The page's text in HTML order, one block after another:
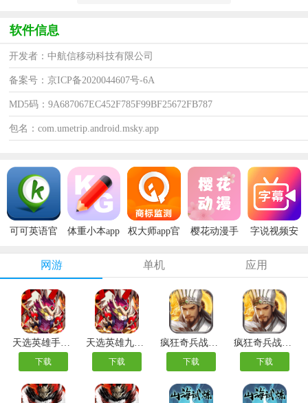
软件信息
开发者：中航信移动科技有限公司
备案号：京ICP备2020044607号-6A
MD5码：9A687067EC452F785F99BF25672FB787
包名：com.umetrip.android.msky.app
可可英语官
体重小本app
权大师app官
樱花动漫手
字说视频安
网游 单机 应用
天选英雄手游正版
下载
天选英雄九游版本
下载
疯狂奇兵战场游戏
下载
疯狂奇兵战场九游版
下载